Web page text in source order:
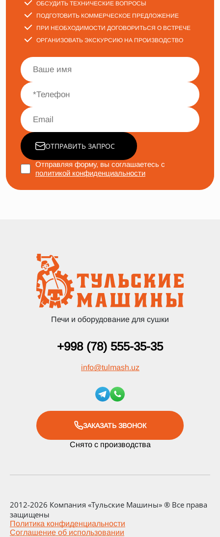
ОБСУДИТЬ ТЕХНИЧЕСКИЕ ВОПРОСЫ
ПОДГОТОВИТЬ КОММЕРЧЕСКОЕ ПРЕДЛОЖЕНИЕ
ПРИ НЕОБХОДИМОСТИ ДОГОВОРИТЬСЯ О ВСТРЕЧЕ
ОРГАНИЗОВАТЬ ЭКСКУРСИЮ НА ПРОИЗВОДСТВО
ОТПРАВИТЬ ЗАПРОС
Отправляя форму, вы соглашаетесь с
политикой конфиденциальности
Печи и оборудование для сушки
+998 (78) 555-35-35
info@tulmash.uz
ЗАКАЗАТЬ ЗВОНОК
Снято с производства
2012-2026 Компания «Тульские Машины» ® Все права
защищены
Политика конфиденциальности
Соглашение об использовании